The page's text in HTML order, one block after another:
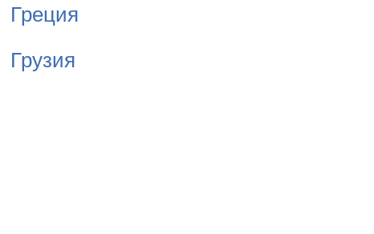
Греция
Грузия